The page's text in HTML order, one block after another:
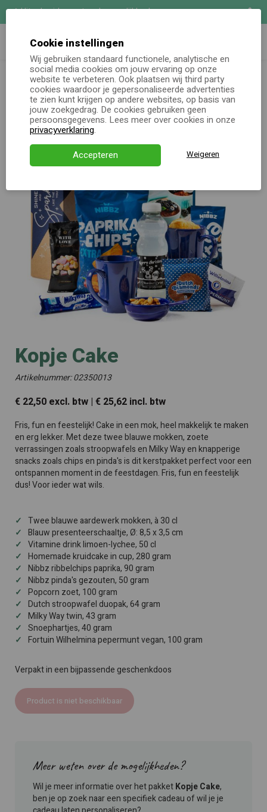
Uitgebreide maatwerk mogelijkheden
Online keuzecadeau
Kerstpakketten
Alle momenten
Verjaardagsservice
Demo Direct bestellen
Zoeken
Kerstpakketten totaal Kerstpakket Kopje Cake
Kopje Cake
Artikelnummer: 02350013
€ 22,50 excl. btw | € 25,62 incl. btw
Fris, fun en feestelijk! Cake in een mok, heel makkelijk te maken
en erg lekker. Met deze twee blauwe mokken, zoete
verrassingen zoals stroopwafels en Milky Way en knapperige
snacks zoals chips en pinda's is dit kerstpakket perfect voor een
ontspannen moment in de feestdagen. Fris, fun en feestelijk
dus! Voor ieder wat wils.
Twee blauwe aardewerk mokken, à 30 cl
Blauw presenteerschaaltje, Ø: 8,5 x 3,5 cm
Vitamine drink limoen-lychee, 50 cl
Homemade kruidcake in cup, 280 gram
Nibbz ribbelchips paprika, 90 gram
Nibbz pinda's gezouten, 50 gram
Popcorn zoet, 100 gram
Dutch stroopwafel duopak, 64 gram
Milky Way twin, 43 gram
Snoephartjes, 40 gram
Fortuin Wilhelmina pepermunt vegan, 100 gram
Verpakt in een bijpassende geschenkdoos
Product is niet beschikbaar
Meer weten over de mogelijkheden?
Wil je meer informatie over het pakketKopje Cake,
ben je op zoek naar een specifiek cadeau of wil je je
Cookie instellingen
Wij gebruiken standaard functionele, analytische en
social media cookies om jouw ervaring op onze
website te verbeteren. Ook plaatsen wij third party
cookies waardoor je gepersonaliseerde advertenties
te zien kunt krijgen op andere websites, op basis van
jouw zoekgedrag. De cookies gebruiken geen
persoonsgegevens. Lees meer over cookies in onze
privacyverklaring.
Accepteren
Weigeren